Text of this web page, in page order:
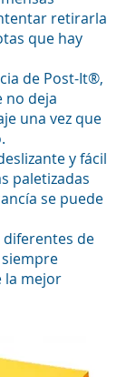
retirarla
que hay
de Post-It®,
no deja
una vez que
y fácil
paletizadas
se puede
diferentes de
la mejor